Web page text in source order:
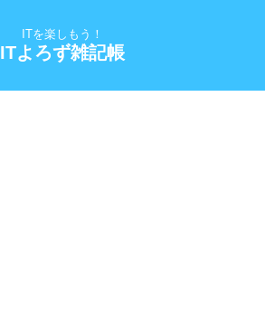
ITを楽しもう！
ITよろず雑記帳